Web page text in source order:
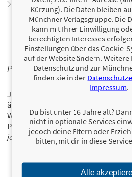
Zum Profil von David Tripolina
PERSONALISIERTE
Ja, ich will über interessante
ähnliche Produkte informiert werden.
Wir halten Sie per E-Mail auf dem
Programm der Münchner
jetzt ein!
Kürzung). Die Daten bleiben
Münchner Verlagsgruppe. Die
kann mit Ihrer Einwilligung
berechtigten Interesses
Einstellungen über das Cookie-
auf der Website ändern.
Datenschutz und zur
finden sie in der
Impressum.
Du bist unter 16 Jahre alt?
nicht in optionale Services
jedoch deine Eltern oder
bitten, mit dir in diese
Alle